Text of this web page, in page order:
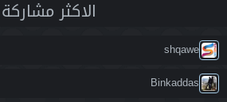
اﻻكثر مشاركة
shqawe
Binkaddas